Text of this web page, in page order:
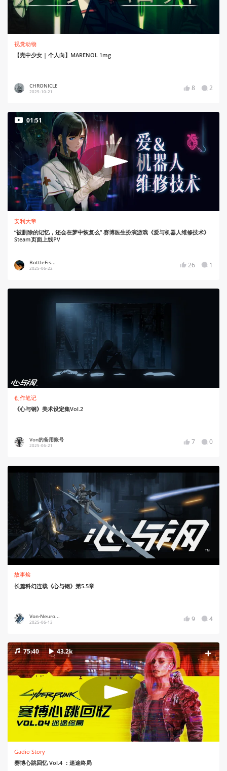
视觉动物
【壳中少女 | 个人向】MARENOL 1mg
CHRONICLE
2025-10-21 8 2
01:51
安利大帝
“被删除的记忆，还会在梦中恢复么” 赛博医生扮演游戏《爱与机器人维修技术》
Steam页面上线PV
BottleFis...
2025-06-22 26 1
创作笔记
《心与钢》美术设定集Vol.2
Von的备用账号
2025-06-21 7 0
故事烩
长篇科幻连载《心与钢》第5.5章
Von·Neuro...
2025-06-13 9 4
75:40 43.2k
Gadio Story
赛博心跳回忆 Vol.4 ：迷途终局